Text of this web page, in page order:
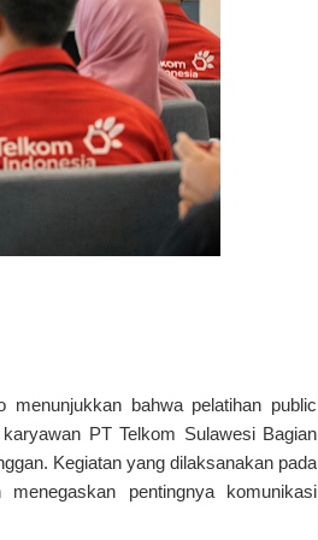
bahwa pelatihan public
PT Telkom Sulawesi Bagian
Kegiatan yang dilaksanakan pada
pentingnya komunikasi